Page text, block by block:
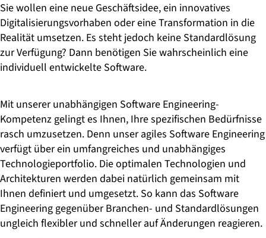
Sie wollen eine neue Geschäftsidee, ein innovatives
Digitalisierungsvorhaben oder eine Transformation in die
Realität umsetzen. Es steht jedoch keine Standardlösung
zur Verfügung? Dann benötigen Sie wahrscheinlich eine
individuell entwickelte Software.
Mit unserer unabhängigen Software Engineering-
Kompetenz gelingt es Ihnen, Ihre spezifischen Bedürfnisse
rasch umzusetzen. Denn unser agiles Software Engineering
verfügt über ein umfangreiches und unabhängiges
Technologieportfolio. Die optimalen Technologien und
Architekturen werden dabei natürlich gemeinsam mit
Ihnen definiert und umgesetzt. So kann das Software
Engineering gegenüber Branchen- und Standardlösungen
ungleich flexibler und schneller auf Änderungen reagieren.